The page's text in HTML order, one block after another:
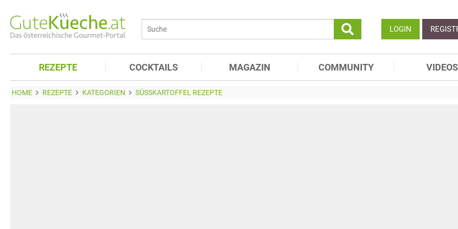
LOGIN
REZEPTE COCKTAILS MAGAZIN COMMUNITY VIDEOS
HOME REZEPTE KATEGORIEN SÜSSKARTOFFEL REZEPTE